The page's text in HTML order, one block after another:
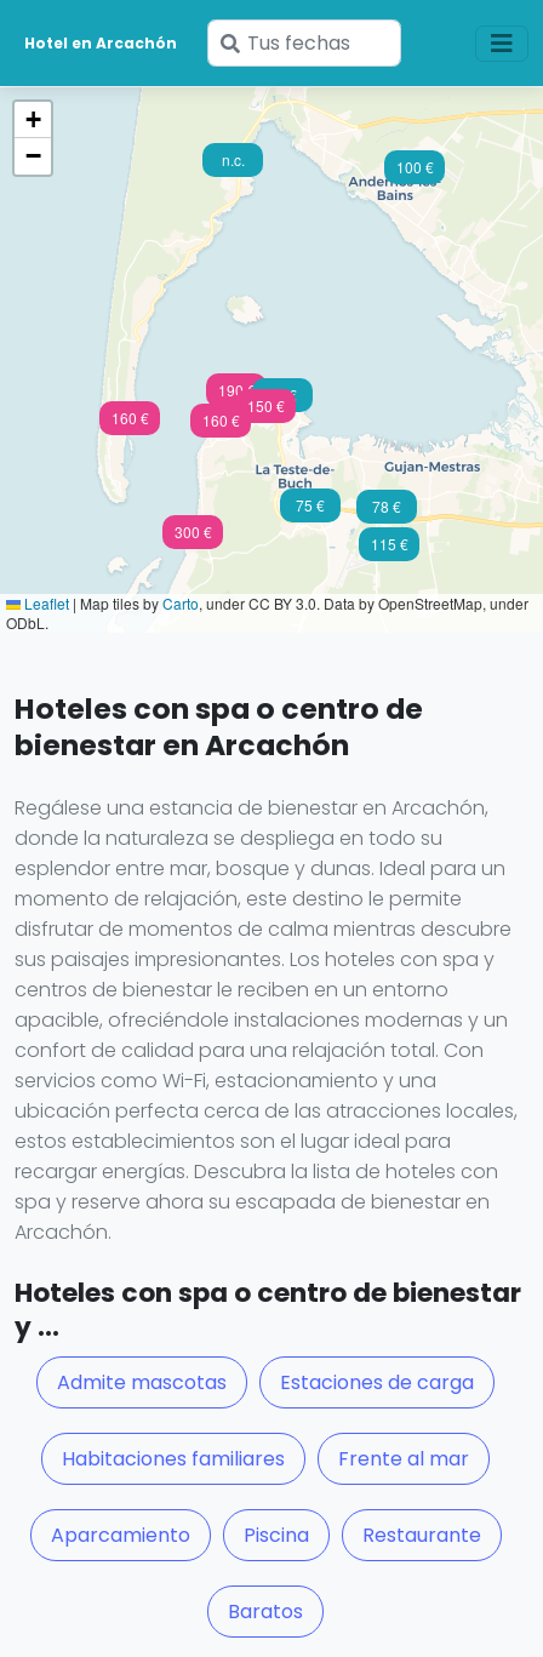
Hotel en Arcachón
Ingresa
tus
fechas
160 € 160 €
150 €
300 €
190 €
100 €
75 €
96 €
n.c.
115 €
78 €
+
−
Leaflet | Map tiles byCarto, under CC BY 3.0. Data by OpenStreetMap, under
ODbL.
Hoteles con spa o centro de
bienestar en Arcachón
Regálese una estancia de bienestar en Arcachón,
donde la naturaleza se despliega en todo su
esplendor entre mar, bosque y dunas. Ideal para un
momento de relajación, este destino le permite
disfrutar de momentos de calma mientras descubre
sus paisajes impresionantes. Los hoteles con spa y
centros de bienestar le reciben en un entorno
apacible, ofreciéndole instalaciones modernas y un
confort de calidad para una relajación total. Con
servicios como Wi-Fi, estacionamiento y una
ubicación perfecta cerca de las atracciones locales,
estos establecimientos son el lugar ideal para
recargar energías. Descubra la lista de hoteles con
spa y reserve ahora su escapada de bienestar en
Arcachón.
Hoteles con spa o centro de bienestar
y ...
Admite mascotas Estaciones de carga
Habitaciones familiares Frente al mar
Aparcamiento Piscina Restaurante
Baratos